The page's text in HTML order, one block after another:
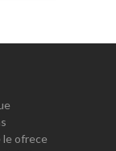
le ofrece